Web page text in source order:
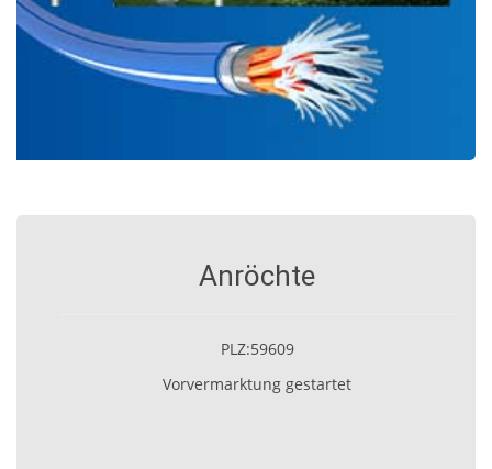
Anröchte
PLZ:59609
Vorvermarktung gestartet